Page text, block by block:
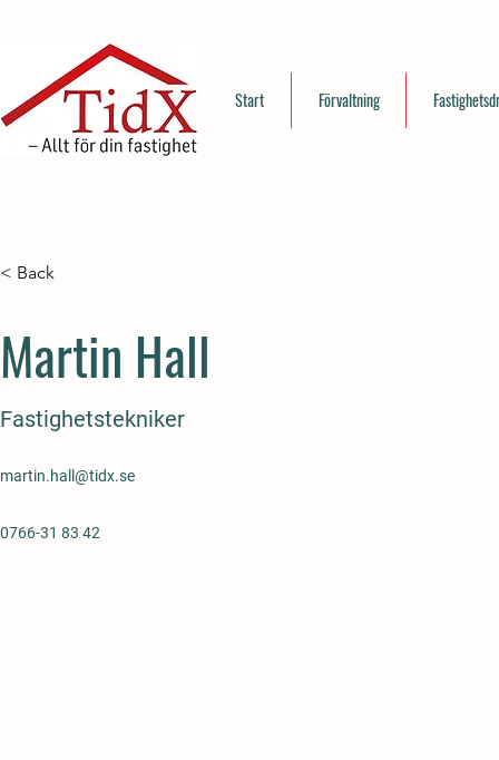
Start Förvaltning
< Back
Martin Hall
Fastighetstekniker
martin.hall@tidx.se
0766-31 83 42